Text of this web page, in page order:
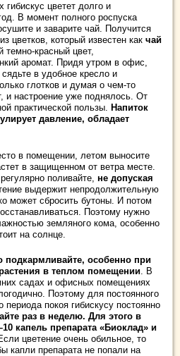
гибискус цветет долго и
В момент полного роспуска
и заварите чай. Получится
цветков, который известен как чай
красный цвет,
аромат. Придя утром в офис,
в удобное кресло и
глотков и думая о чем-то
и настроение уже поднялось. От
практической пользы. Напиток
давление, обладает
в помещении, летом выносите
в защищенном от ветра месте.
поливайте, не допуская
выдержит непродолжительную
может сбросить бутоны. И потом
Поэтому нужно
земляного кома, особенно
на солнце.
подкармливайте, особенно при
в теплом помещении. В
садах и офисных помещениях
Поэтому для постоянного
периода покоя гибискусу постоянно
раз в неделю. Для этого в
капель препарата «Биоклад» и
цветение очень обильное, то
капли препарата не попали на